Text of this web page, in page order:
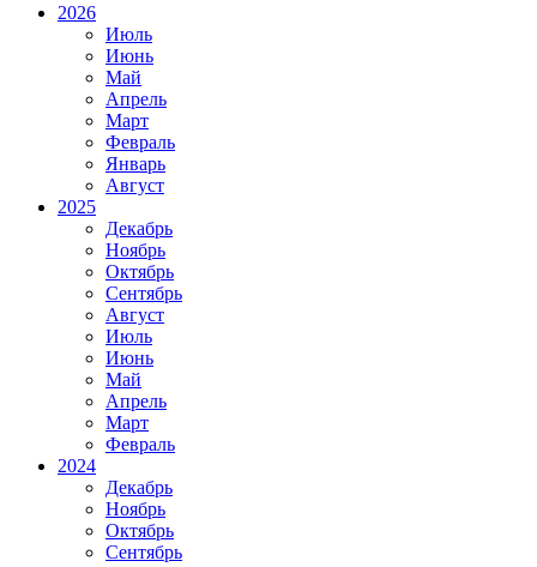
2026
Июль
Июнь
Май
Апрель
Март
Февраль
Январь
Август
2025
Декабрь
Ноябрь
Октябрь
Сентябрь
Август
Июль
Июнь
Май
Апрель
Март
Февраль
2024
Декабрь
Ноябрь
Октябрь
Сентябрь